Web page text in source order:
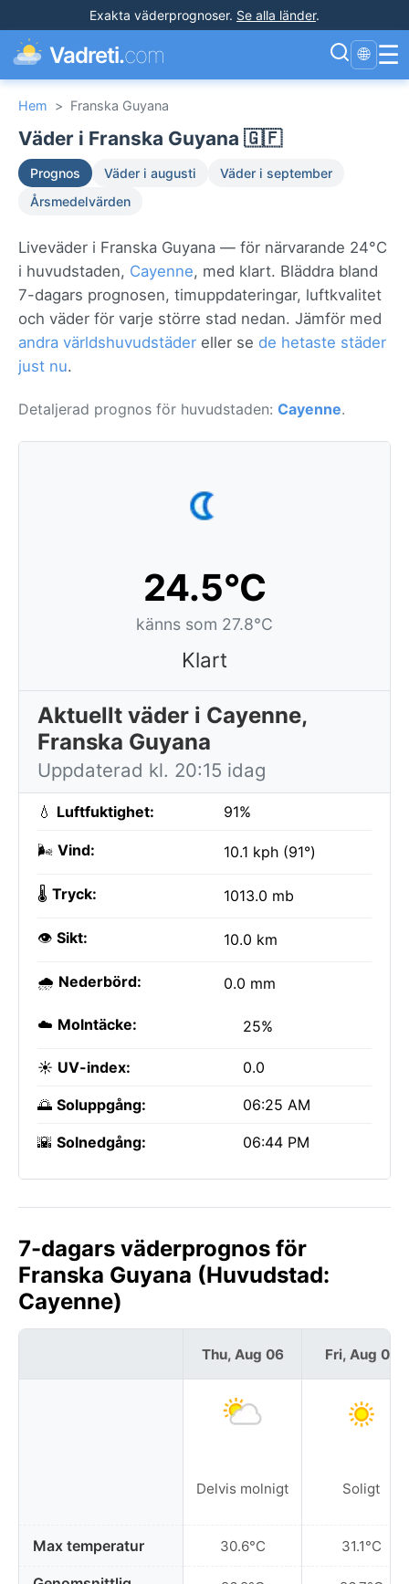
Exakta väderprognoser. Se alla länder.
Vadreti.com 🌐 ☰
Hem > Franska Guyana
Väder i Franska Guyana 🇬🇫
Prognos Väder i augusti
Väder i september
Årsmedelvärden
Liveväder i Franska Guyana — för närvarande 24°C
i huvudstaden, Cayenne, med klart. Bläddra bland
7-dagars prognosen, timuppdateringar, luftkvalitet
och väder för varje större stad nedan. Jämför med
andra världshuvudstäder eller se de hetaste städer
just nu.
Detaljerad prognos för huvudstaden: Cayenne.
24.5°C
känns som 27.8°C
Klart
Aktuellt väder i Cayenne,
Franska Guyana
Uppdaterad kl. 20:15 idag
💧 Luftfuktighet: 91%
🌬️ Vind: 10.1 kph (91°)
🌡️ Tryck: 1013.0 mb
👁️ Sikt: 10.0 km
🌧️ Nederbörd: 0.0 mm
☁️ Molntäcke: 25%
☀️ UV-index: 0.0
🌅 Soluppgång: 06:25 AM
🌇 Solnedgång: 06:44 PM
7-dagars väderprognos för
Franska Guyana (Huvudstad:
Cayenne)
Max temperatur
Thu, Aug 06
Delvis molnigt
30.6°C
Fri, Aug 07
Soligt
31.1°C